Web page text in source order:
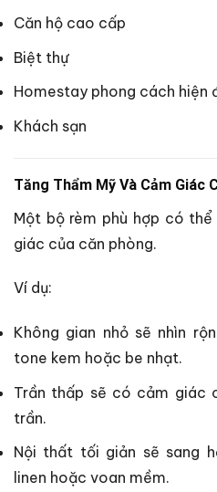
Căn hộ cao cấp
Biệt thự
Homestay phong cách hiện
Khách sạn
Tăng Thẩm Mỹ Và Cảm Giác
Một bộ rèm phù hợp có
giác của căn phòng.
Ví dụ:
Không gian nhỏ sẽ nhìn
tone kem hoặc be nhạt.
Trần thấp sẽ có cảm giác
trần.
Nội thất tối giản sẽ sang
linen hoặc voan mềm.